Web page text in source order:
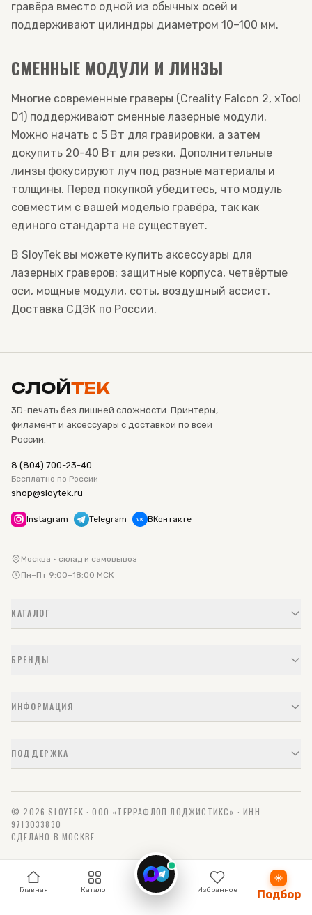
гравёра вместо одной из обычных осей и
поддерживают цилиндры диаметром 10–100 мм.
СМЕННЫЕ МОДУЛИ И ЛИНЗЫ
Многие современные граверы (Creality Falcon 2, xTool
D1) поддерживают сменные лазерные модули.
Можно начать с 5 Вт для гравировки, а затем
докупить 20-40 Вт для резки. Дополнительные
линзы фокусируют луч под разные материалы и
толщины. Перед покупкой убедитесь, что модуль
совместим с вашей моделью гравёра, так как
единого стандарта не существует.
В SloyTek вы можете купить аксессуары для
лазерных граверов: защитные корпуса, четвёртые
оси, мощные модули, соты, воздушный ассист.
Доставка СДЭК по России.
СЛОЙТЕК
3D-печать без лишней сложности. Принтеры,
филамент и аксессуары с доставкой по всей
России.
8 (804) 700-23-40
Бесплатно по России
shop@sloytek.ru
Instagram Telegram VK ВКонтакте
Москва · склад и самовывоз
Пн–Пт 9:00–18:00 МСК
КАТАЛОГ
БРЕНДЫ
ИНФОРМАЦИЯ
ПОДДЕРЖКА
© 2026 SLOYTEK · ООО «ТЕРРАФЛОП ЛОДЖИСТИКС» · ИНН
9713033830
СДЕЛАНО В МОСКВЕ
Главная Каталог
Связь
Избранное
Подбор